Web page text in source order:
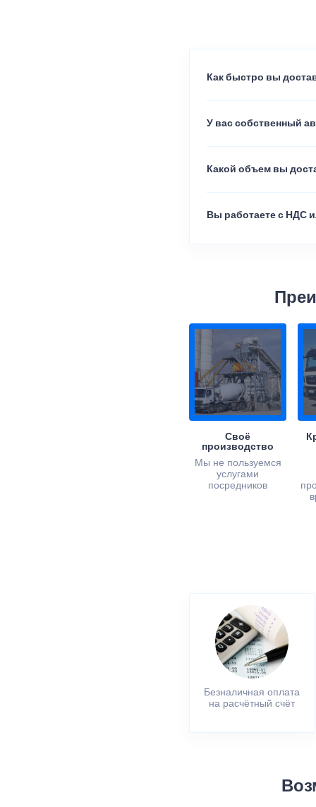
Как быстро вы
У вас собственный
Какой объем вы
Вы работаете с НДС
Своё
производство
Мы не пользуемся
услугами
посредников
Безналичная оплата
на расчётный счёт